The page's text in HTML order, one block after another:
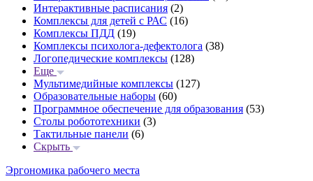
Интерактивные расписания (2)
Комплексы для детей с РАС (16)
Комплексы ПДД (19)
Комплексы психолога-дефектолога (38)
Логопедические комплексы (128)
Еще
Мультимедийные комплексы (127)
Образовательные наборы (60)
Программное обеспечение для образования (53)
Столы робототехники (3)
Тактильные панели (6)
Скрыть
Эргономика рабочего места